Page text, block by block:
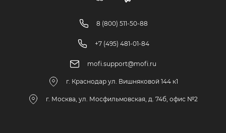
8 (800) 511-50-88
+7 (495) 481-01-84
mofi.support@mofi.ru
г. Краснодар ул. Вишняковой 144 к1
г. Москва, ул. Мосфильмовская, д. 74б, офис №2